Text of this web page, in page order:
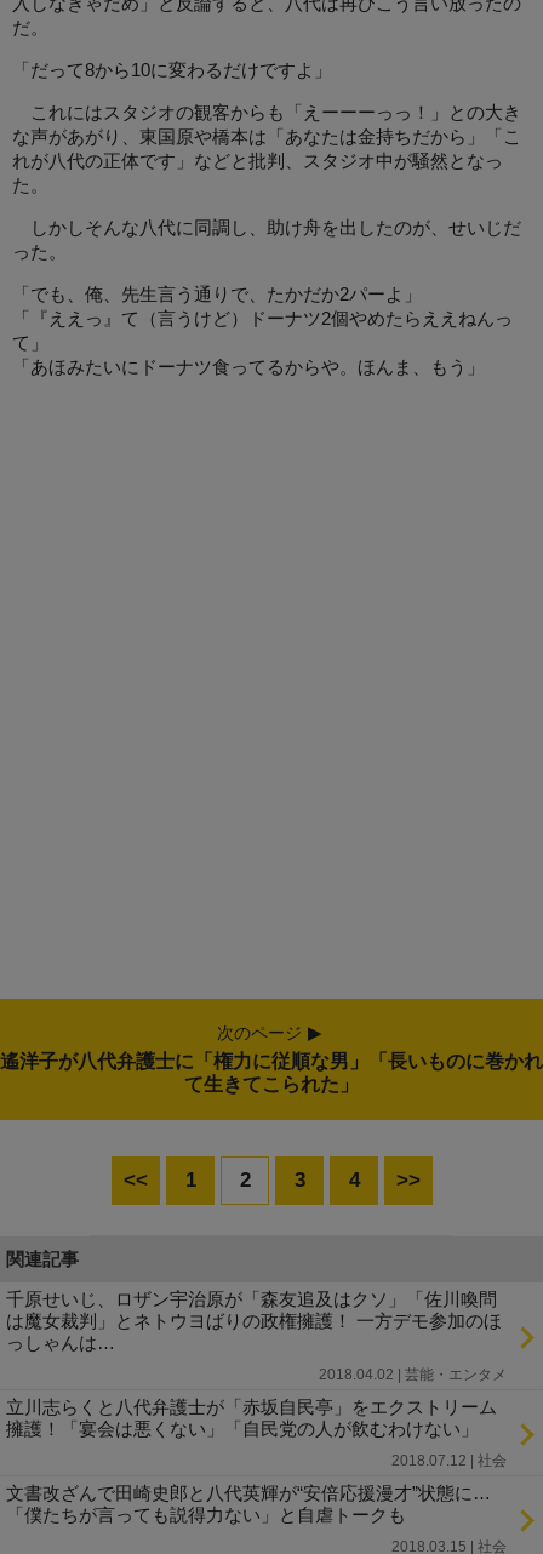
だ。
「だって8から10に変わるだけですよ」
これにはスタジオの観客からも「えーーーっっ！」との大き
な声があがり、東国原や橋本は「あなたは金持ちだから」「こ
れが八代の正体です」などと批判、スタジオ中が騒然となっ
た。
しかしそんな八代に同調し、助け舟を出したのが、せいじだ
った。
「でも、俺、先生言う通りで、たかだか2パーよ」
「『ええっ』て（言うけど）ドーナツ2個やめたらええねんっ
て」
「あほみたいにドーナツ食ってるからや。ほんま、もう」
次のページ
遙洋子が八代弁護士に「権力に従順な男」「長いものに巻かれ
て生きてこられた」
<< 1 2 3 4 >>
関連記事
千原せいじ、ロザン宇治原が「森友追及はクソ」「佐川喚問
は魔女裁判」とネトウヨばりの政権擁護！ 一方デモ参加のほ
っしゃんは…
2018.04.02 | 芸能・エンタメ
立川志らくと八代弁護士が「赤坂自民亭」をエクストリーム
擁護！「宴会は悪くない」「自民党の人が飲むわけない」
2018.07.12 | 社会
文書改ざんで田崎史郎と八代英輝が“安倍応援漫才”状態に…
「僕たちが言っても説得力ない」と自虐トークも
2018.03.15 | 社会